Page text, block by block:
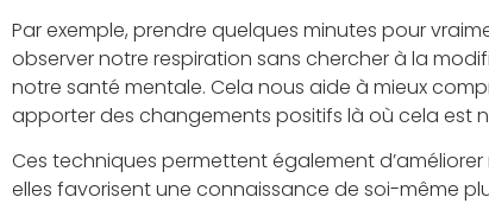
Par exemple, prendre quelques minutes pour
observer notre respiration sans chercher à la
notre santé mentale. Cela nous aide à mieux
apporter des changements positifs là où cela est
Ces techniques permettent également
elles favorisent une connaissance de soi-même